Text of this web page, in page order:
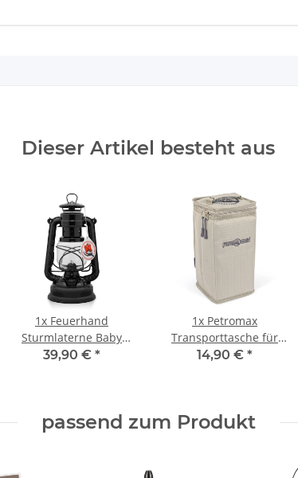
Dieser Artikel besteht aus
1x Feuerhand
Sturmlaterne Baby
Special 276
39,90 € *
1x Petromax
Transporttasche für
Baby Special 276
14,90 € *
passend zum Produkt